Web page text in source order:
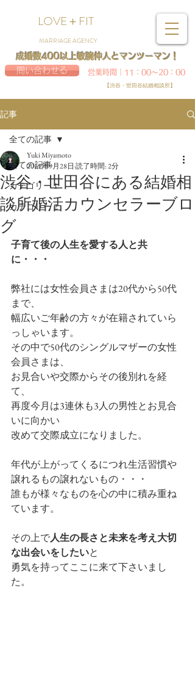
LOVE＋FIT
MARRIAGE AGENCY
問い合わせる
【渋谷・世田谷結婚相談所】
成婚数400以上敏腕仲人とマンツーマン！
営業時間｜11：00～20：00
記事
全ての記事
カテゴリー 1
カテゴリー 2
全ての記事
渋谷・世田谷にある結婚相
談所婚活カウンセラーブロ
グ
Yuki Miyamoto
2019年9月28日 読了時間: 2分
子育て後の人生を愛する人と共
に・・・
弊社には女性会員さまは20代から50代
まで、
幅広いご年齢の方々が在籍されていら
っしゃいます。
その中で50代のシングルマザーの女性
会員さまは、
お見合いや交際からその後別れを経
て、
再度今月は3連休も3人の男性とお見合
いに向かい
改めて交際成立になりました。
年代が上がってくるにつれ生活習慣や
譲れるもの譲れないもの・・・
誰もが様々なものを心の中に積み重ね
ています。
その上で人生の長さと未来を考え大切
な出会いをしたいと
勇気を持ってここに来て下さいまし
た。